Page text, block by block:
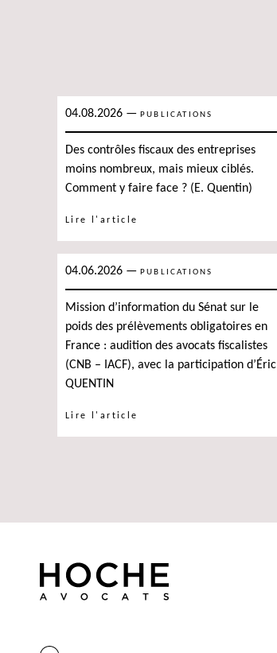
04.08.2026 — PUBLICATIONS
Des contrôles fiscaux des entreprises
moins nombreux, mais mieux ciblés.
Comment y faire face ? (E. Quentin)
Lire l'article
04.06.2026 — PUBLICATIONS
Mission d’information du Sénat sur le
poids des prélèvements obligatoires en
France : audition des avocats fiscalistes
(CNB – IACF), avec la participation d’Éric
QUENTIN
Lire l'article